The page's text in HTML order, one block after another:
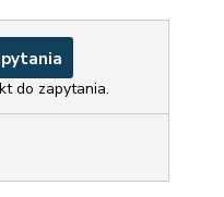
do zapytania.